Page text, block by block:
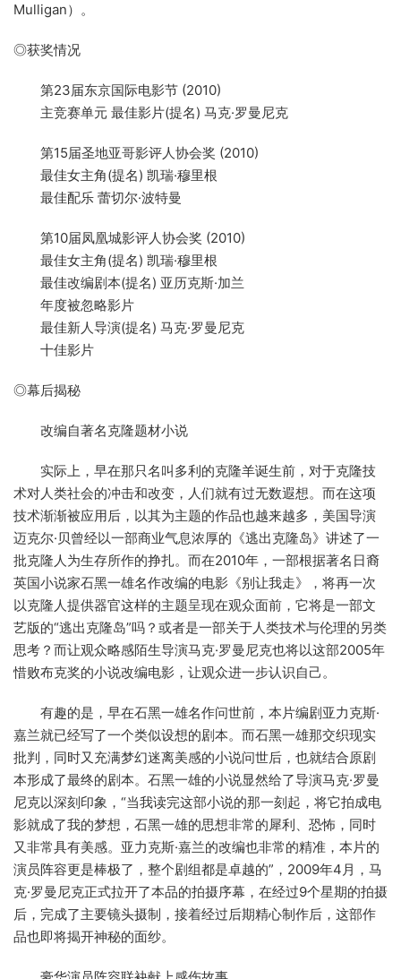
Mulligan）。
◎获奖情况
第23届东京国际电影节 (2010)
主竞赛单元 最佳影片(提名) 马克·罗曼尼克
第15届圣地亚哥影评人协会奖 (2010)
最佳女主角(提名) 凯瑞·穆里根
最佳配乐 蕾切尔·波特曼
第10届凤凰城影评人协会奖 (2010)
最佳女主角(提名) 凯瑞·穆里根
最佳改编剧本(提名) 亚历克斯·加兰
年度被忽略影片
最佳新人导演(提名) 马克·罗曼尼克
十佳影片
◎幕后揭秘
改编自著名克隆题材小说
实际上，早在那只名叫多利的克隆羊诞生前，对于克隆技
术对人类社会的冲击和改变，人们就有过无数遐想。而在这项
技术渐渐被应用后，以其为主题的作品也越来越多，美国导演
迈克尔·贝曾经以一部商业气息浓厚的《逃出克隆岛》讲述了一
批克隆人为生存所作的挣扎。而在2010年，一部根据著名日裔
英国小说家石黑一雄名作改编的电影《别让我走》，将再一次
以克隆人提供器官这样的主题呈现在观众面前，它将是一部文
艺版的“逃出克隆岛”吗？或者是一部关于人类技术与伦理的另类
思考？而让观众略感陌生导演马克·罗曼尼克也将以这部2005年
惜败布克奖的小说改编电影，让观众进一步认识自己。
有趣的是，早在石黑一雄名作问世前，本片编剧亚力克斯·
嘉兰就已经写了一个类似设想的剧本。而石黑一雄那交织现实
批判，同时又充满梦幻迷离美感的小说问世后，也就结合原剧
本形成了最终的剧本。石黑一雄的小说显然给了导演马克·罗曼
尼克以深刻印象，“当我读完这部小说的那一刻起，将它拍成电
影就成了我的梦想，石黑一雄的思想非常的犀利、恐怖，同时
又非常具有美感。亚力克斯·嘉兰的改编也非常的精准，本片的
演员阵容更是棒极了，整个剧组都是卓越的”，2009年4月，马
克·罗曼尼克正式拉开了本品的拍摄序幕，在经过9个星期的拍摄
后，完成了主要镜头摄制，接着经过后期精心制作后，这部作
品也即将揭开神秘的面纱。